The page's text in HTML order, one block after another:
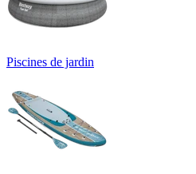
Piscines de jardin